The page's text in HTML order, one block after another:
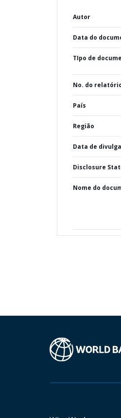
Autor
Data do
TIpo de
No. do
País
Região
Data de
Disclosure
Nome do